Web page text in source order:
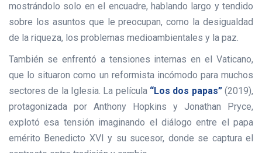
mostrándolo solo en el encuadre, hablando largo y tendido
sobre los asuntos que le preocupan, como la desigualdad
de la riqueza, los problemas medioambientales y la paz.
También se enfrentó a tensiones internas en el Vaticano,
que lo situaron como un reformista incómodo para muchos
sectores de la Iglesia. La película “Los dos papas” (2019),
protagonizada por Anthony Hopkins y Jonathan Pryce,
explotó esa tensión imaginando el diálogo entre el papa
emérito Benedicto XVI y su sucesor, donde se captura el